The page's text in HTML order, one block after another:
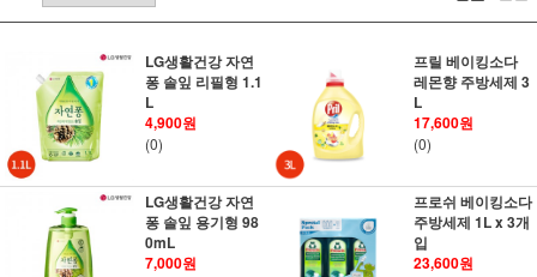
LG생활건강 자연
퐁 솔잎 리필형 1.1
L
4,900원
(0)
프릴 베이킹소다
레몬향 주방세제 3
L
17,600원
(0)
LG생활건강 자연
퐁 솔잎 용기형 98
0mL
7,000원
프로쉬 베이킹소다
주방세제 1L x 3개
입
23,600원